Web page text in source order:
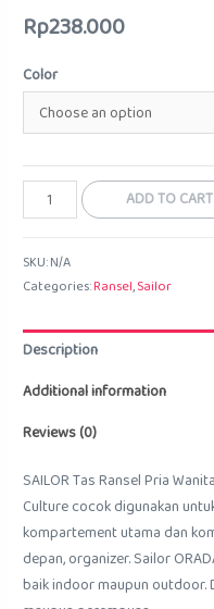
Rp238.000
Color
Ransel
Oriculture
quantity
ADD TO CART
SKU:N/A
Categories:Ransel,Sailor
Description
Additional information
Reviews (0)
SAILOR Tas Ransel Pria
Culture cocok digunakan
kompartement utama dan
depan, organizer. Sailor
baik indoor maupun outdoor.